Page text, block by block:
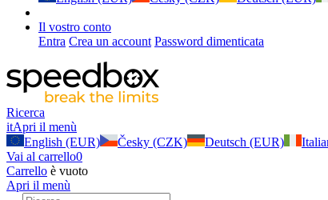
Il vostro conto
Entra Crea un account Password dimenticata
Ricerca
itApri il menù
English (EUR)
Česky (CZK) Deutsch (EUR)
Vai al carrello0
Carrello è vuoto
Apri il menù